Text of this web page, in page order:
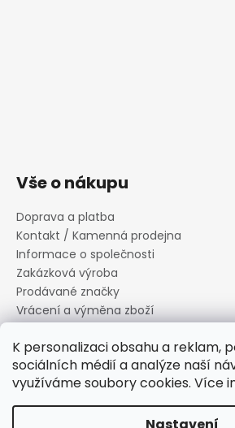
K personalizaci obsahu a reklam,
sociálních médií a analýze naší
využíváme soubory cookies. Více
Vše o nákupu
Doprava a platba
Kontakt / Kamenná prodejna
Informace o společnosti
Zakázková výroba
Prodávané značky
Vrácení a výměna zboží
Informace o souborech cookies
Reklamační řád
Obchodní podmínky